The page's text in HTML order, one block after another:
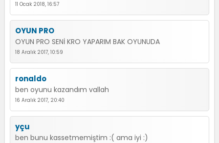
11 Ocak 2018, 16:57
OYUN PRO
OYUN PRO SENİ KRO YAPARIM BAK OYUNUDA
18 Aralık 2017, 10:59
ronaldo
ben oyunu kazandım vallah
16 Aralık 2017, 20:40
yçu
ben bunu kassetmemiştim :( ama iyi :)